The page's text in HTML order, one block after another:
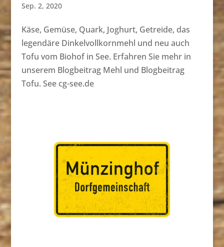
Sep. 2, 2020
Käse, Gemüse, Quark, Joghurt, Getreide, das
legendäre Dinkelvollkornmehl und neu auch
Tofu vom Biohof in See. Erfahren Sie mehr in
unserem Blogbeitrag Mehl und Blogbeitrag
Tofu. See cg-see.de